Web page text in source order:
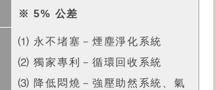
※ 5% 公差
⑴ 永不堵塞－煙塵淨化系統
⑵ 獨家專利－循環回收系統
⑶ 降低悶燒－強壓助然系統、氣